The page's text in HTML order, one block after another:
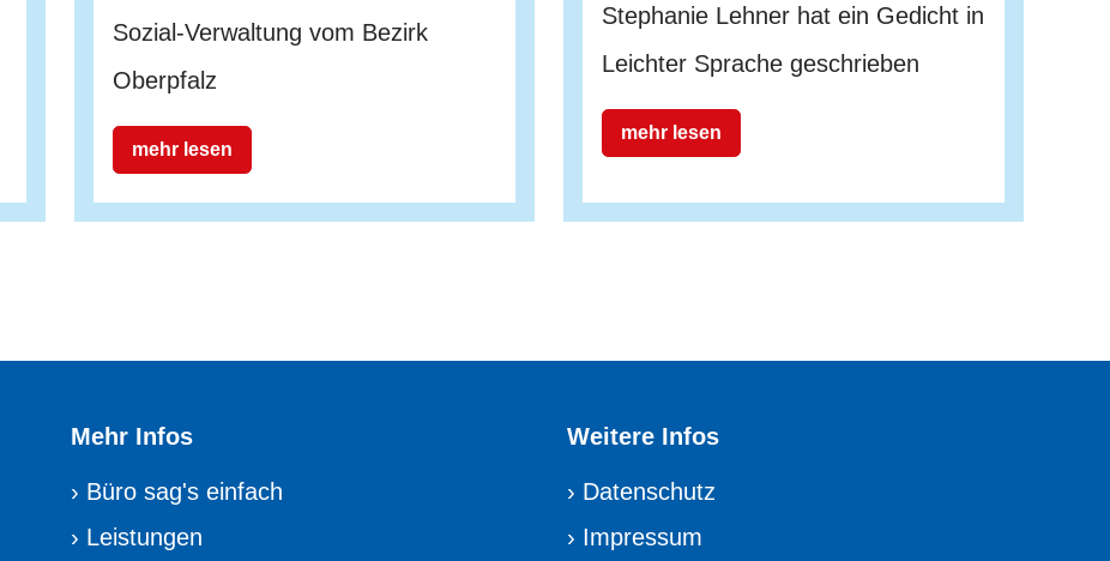
Sozial-Verwaltung vom Bezirk
Oberpfalz
mehr lesen
Stephanie Lehner hat ein Gedicht in
Leichter Sprache geschrieben
mehr lesen
Mehr Infos
› Büro sag's einfach
› Leistungen
Weitere Infos
› Datenschutz
› Impressum